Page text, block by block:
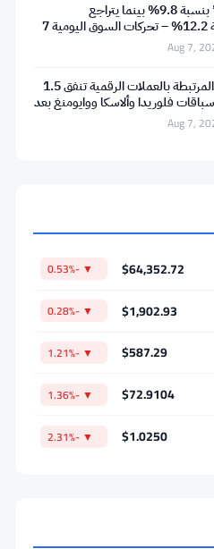
ارتفاع “Lighter” بنسبة 9.8% بينما يتراجع
“Canton” بنسبة 12.2% – تحركات السوق اليومية 7
اللجان السياسية المرتبطة بالعملات الرقمية تنفق 1.5
فلوريدا وألاسكا ووايومنغ بعد
$64,352.72
▼ -0.53%
$1,902.93
▼ -0.28%
$587.29
▼ -1.21%
$72.9104
▼ -1.36%
$1.0250
▼ -2.31%